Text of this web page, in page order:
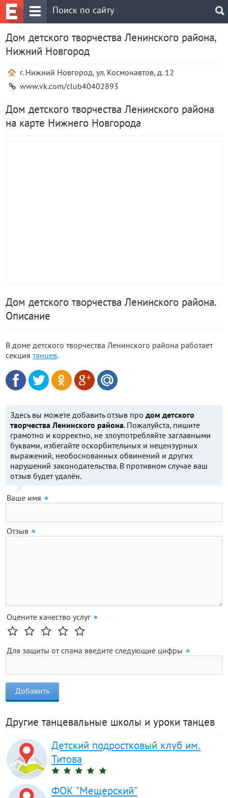
Дом детского творчества Ленинского района,
Нижний Новгород
г. Нижний Новгород, ул. Космонавтов, д. 12
www.vk.com/club40402893
Дом детского творчества Ленинского района
на карте Нижнего Новгорода
Дом детского творчества Ленинского района.
Описание
В доме детского творчества Ленинского района работает
секция танцев.
Здесь вы можете добавить отзыв про дом детского
творчества Ленинского района. Пожалуйста, пишите
грамотно и корректно, не злоупотребляйте заглавными
буквами, избегайте оскорбительных и нецензурных
выражений, необоснованных обвинений и других
нарушений законодательства. В противном случае ваш
отзыв будет удалён.
Ваше имя
Отзыв
Оцените качество услуг
Для защиты от спама введите следующие цифры
Другие танцевальные школы и уроки танцев
Детский подростковый клуб им.
Титова
ФОК "Мещерский"